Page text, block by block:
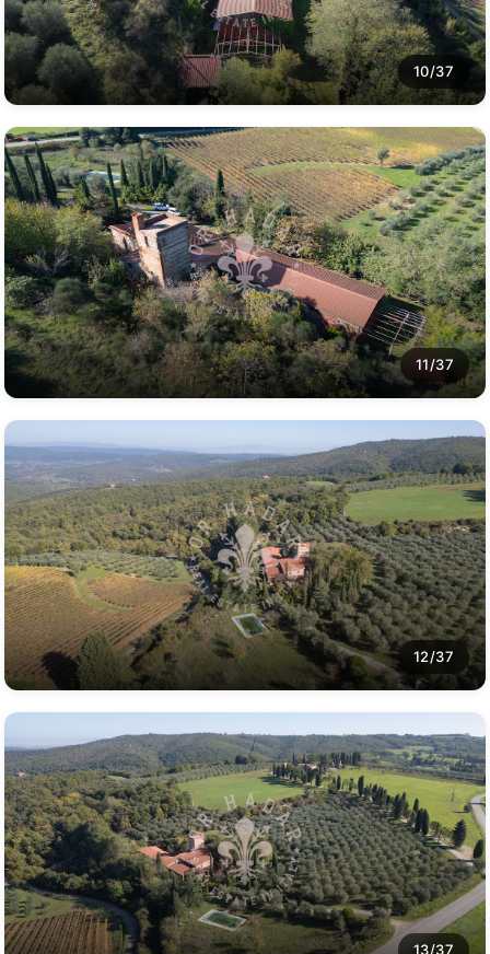
10/37
11/37
12/37
13/37